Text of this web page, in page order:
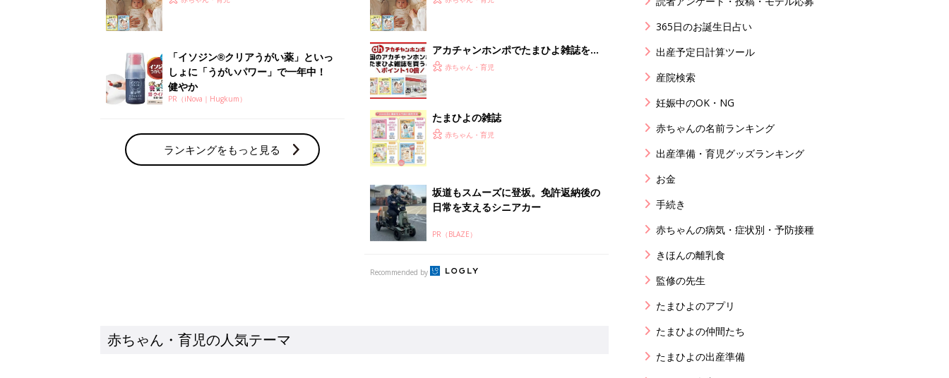
赤ちゃん・育児の人気テーマ
育児日記・マンガ
離乳食はいつから？進め方は？「たまひよ きほんの離
授乳の悩みや初めての離乳食作りに役立つ
子育てとお金
妊娠・出産・育児にかかる費用やもらえる補助
金・助成金を解説
365日のお誕生日占い
出産予定日計算ツール
産院検索
妊娠中のOK・NG
赤ちゃんの名前ランキング
出産準備・育児グッズランキング
お金
手続き
赤ちゃんの病気・症状別・予防接種
きほんの離乳食
監修の先生
たまひよのアプリ
たまひよの仲間たち
たまひよの出産準備